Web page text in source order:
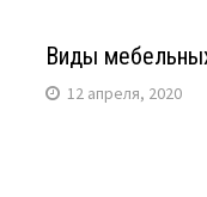
Виды
12 апреля, 2020